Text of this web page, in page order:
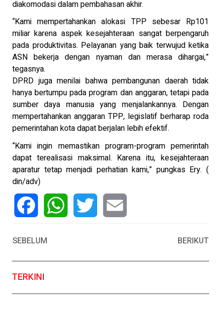
diakomodasi dalam pembahasan akhir.
“Kami mempertahankan alokasi TPP sebesar Rp101
miliar karena aspek kesejahteraan sangat berpengaruh
pada produktivitas. Pelayanan yang baik terwujud ketika
ASN bekerja dengan nyaman dan merasa dihargai,”
tegasnya.
DPRD juga menilai bahwa pembangunan daerah tidak
hanya bertumpu pada program dan anggaran, tetapi pada
sumber daya manusia yang menjalankannya. Dengan
mempertahankan anggaran TPP, legislatif berharap roda
pemerintahan kota dapat berjalan lebih efektif.
“Kami ingin memastikan program-program pemerintah
dapat terealisasi maksimal. Karena itu, kesejahteraan
aparatur tetap menjadi perhatian kami,” pungkas Ery. (
din/adv)
SEBELUM
BERIKUT
TERKINI